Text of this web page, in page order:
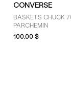
CONVERSE
BASKETS CHUCK
PARCHEMIN
100,00 $